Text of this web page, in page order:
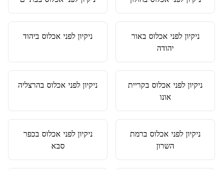
ניקיון לפני אכלוס באור
יהודה
ניקיון לפני אכלוס ביהוד
ניקיון לפני אכלוס בקריית
אונו
ניקיון לפני אכלוס בהרצליה
ניקיון לפני אכלוס ברמת
השרון
ניקיון לפני אכלוס בכפר
סבא